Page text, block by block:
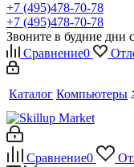
+7 (495)478-70-78
+7 (495)478-70-78
Звоните в будние дни
Сравнение0
Каталог Компьютеры
Сравнение0